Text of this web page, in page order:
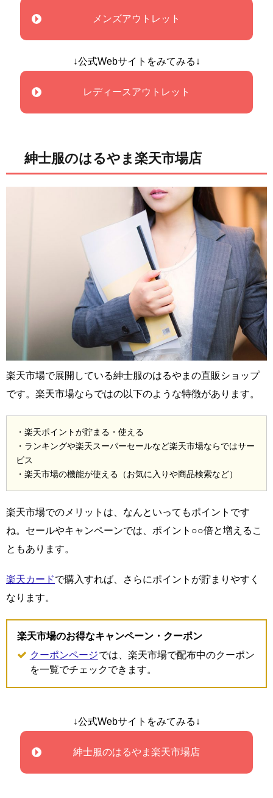
メンズアウトレット
↓公式Webサイトをみてみる↓
レディースアウトレット
紳士服のはるやま楽天市場店
楽天市場で展開している紳士服のはるやまの直販ショップ
です。楽天市場ならではの以下のような特徴があります。
・楽天ポイントが貯まる・使える
・ランキングや楽天スーパーセールなど楽天市場ならではサー
ビス
・楽天市場の機能が使える（お気に入りや商品検索など）
楽天市場でのメリットは、なんといってもポイントです
ね。セールやキャンペーンでは、ポイント○○倍と増えるこ
ともあります。
楽天カードで購入すれば、さらにポイントが貯まりやすく
なります。
楽天市場のお得なキャンペーン・クーポン
クーポンページでは、楽天市場で配布中のクーポン
を一覧でチェックできます。
↓公式Webサイトをみてみる↓
紳士服のはるやま楽天市場店